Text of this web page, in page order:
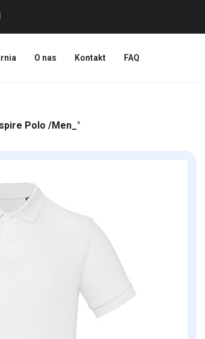
O nas Kontakt FAQ
Polo /Men_°